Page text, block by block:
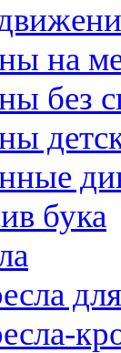
на
без
бука